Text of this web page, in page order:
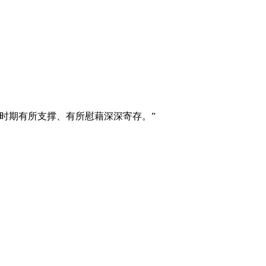
期有所支撑、有所慰藉深深寄存。”